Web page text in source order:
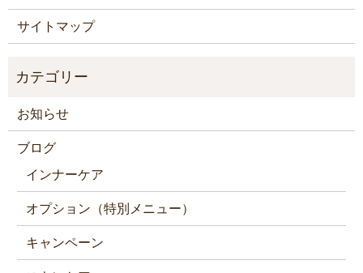
サイトマップ
お知らせ
ブログ
インナーケア
オプション（特別メニュー）
キャンペーン